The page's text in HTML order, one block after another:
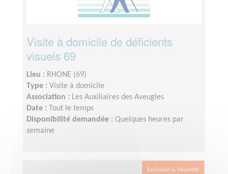
Visite à domicile de déficients
visuels 69
Lieu : RHONE (69)
Type : Visite à domicile
Association : Les Auxiliaires des Aveugles
Date :
Tout le temps
Disponibilité demandée : Quelques heures par
semaine
Exclusion & Pauvreté